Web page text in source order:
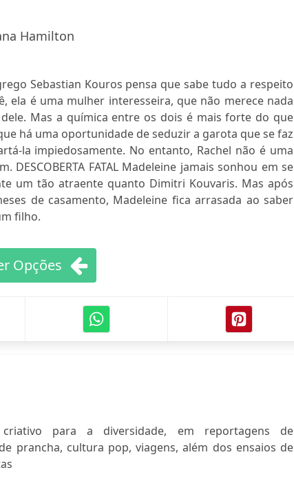
Hamilton
Sebastian Kouros pensa que sabe tudo a respeito
ela é uma mulher interesseira, que não merece nada
Mas a química entre os dois é mais forte do que
há uma oportunidade de seduzir a garota que se faz
la impiedosamente. No entanto, Rachel não é uma
FATAL Madeleine jamais sonhou em se
um tão atraente quanto Dimitri Kouvaris. Mas após
de casamento, Madeleine fica arrasada ao saber
filho.
Opções
para a diversidade, em reportagens de
prancha, cultura pop, viagens, além dos ensaios de